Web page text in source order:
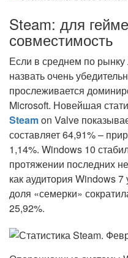
Steam: для
совместимость
Если в среднем по рынку
назвать очень
прослеживается
Microsoft. Новейшая
Steamon Valve
составляет 64,91% –
1,14%. Windows 10
протяжении последних
как аудитория Windows
доля «семерки»
25,92%.